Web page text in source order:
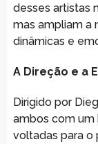
desses artistas
mas ampliam a
dinâmicas e
A Direção e a
Dirigido por
ambos com um
voltadas para o